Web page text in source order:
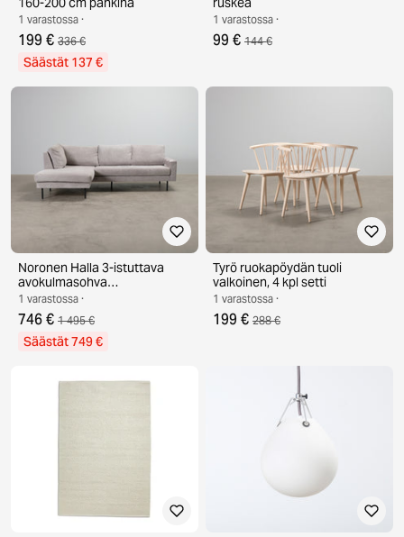
1 varastossa ·
199 € 336 €
Säästät 137 €
1 varastossa ·
99 € 144 €
Noronen Halla 3-istuttava
avokulmasohva
vaaleanharmaa
1 varastossa ·
746 € 1 495 €
Säästät 749 €
Tyrö ruokapöydän tuoli
valkoinen, 4 kpl setti
1 varastossa ·
199 € 288 €